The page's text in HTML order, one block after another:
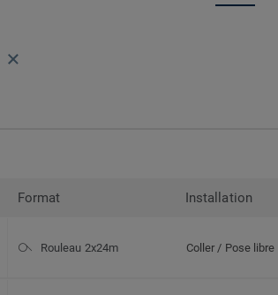
Format Installation
Rouleau 2x24m Coller / Pose libre